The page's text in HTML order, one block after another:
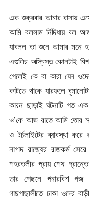
এক শুক্রবার আমার বাসায়
আমি বললাম র্নিদিধায়
যাবলল তা শুনে আমার মনে
এগুলির অস্বিস্ত কোনটাই
গেলেই কে বা কারা যেন
কাটতে থাকে যারফলে
কারন ছাড়াই ঘটনাটি গত
ও’কে আজ রাতে আমি তোর
ও টর্চলাইটের ব্যাবস্থা
নাগাদ রাজ্যের রাজকর্ম
শহরতলীর প্রায় শেষ
তার পেছনে পনারবিশ গজ
গাছগাছালীতে ঢাকা ওদের